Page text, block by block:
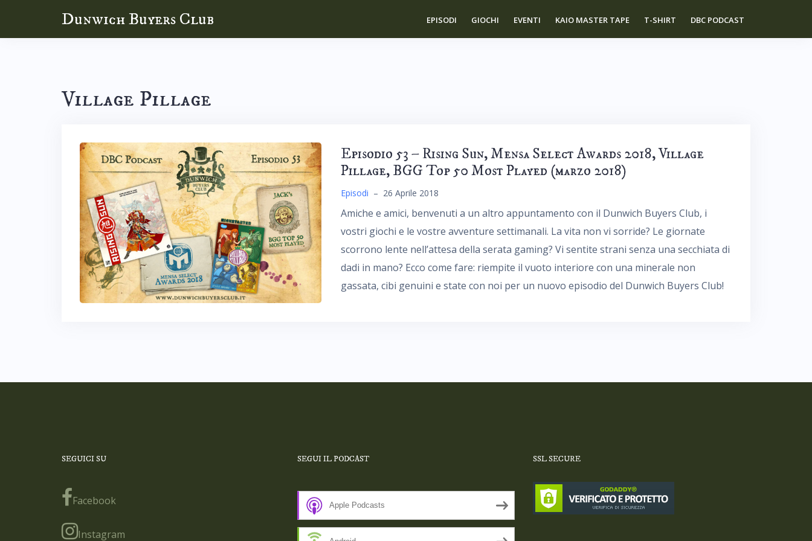
Dunwich Buyers Club EPISODI GIOCHI EVENTI KAIO MASTER TAPE T-SHIRT DBC PODCAST
Village Pillage
Episodio 53 – Rising Sun, Mensa Select Awards 2018, Village
Pillage, BGG Top 50 Most Played (marzo 2018)
Episodi – 26 Aprile 2018
Amiche e amici, benvenuti a un altro appuntamento con il Dunwich Buyers Club, i
vostri giochi e le vostre avventure settimanali. La vita non vi sorride? Le giornate
scorrono lente nell’attesa della serata gaming? Vi sentite strani senza una secchiata di
dadi in mano? Ecco come fare: riempite il vuoto interiore con una minerale non
gassata, cibi genuini e state con noi per un nuovo episodio del Dunwich Buyers Club!
SEGUICI SU
Facebook
Instagram
SEGUI IL PODCAST
Apple Podcasts
SSL SECURE